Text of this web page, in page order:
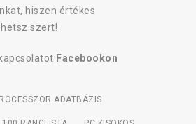
hiszen értékes
szert!
Facebookon
ADATBÁZIS